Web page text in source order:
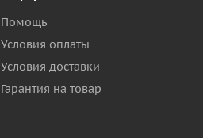
Помощь
Условия оплаты
Условия доставки
Гарантия на товар